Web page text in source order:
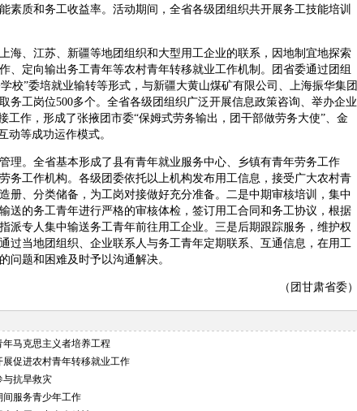
素质和务工收益率。活动期间，全省各级团组织共开展务工技能培训
海、江苏、新疆等地团组织和大型用工企业的联系，因地制宜地探索
、定向输出务工青年等农村青年转移就业工作机制。团省委通过团组
校”委培就业输转等形式，与新疆大黄山煤矿有限公司、上海振华集团
务工岗位500多个。全省各级团组织广泛开展信息政策咨询、举办企业
工作，形成了张掖团市委“保姆式劳务输出，团干部做劳务大使”、金
动等成功运作模式。
理。全省基本形成了县有青年就业服务中心、乡镇有青年劳务工作
务工作机构。各级团委依托以上机构发布用工信息，接受广大农村青
册、分类储备，为工岗对接做好充分准备。二是中期审核培训，集中
送的务工青年进行严格的审核体检，签订用工合同和务工协议，根据
派专人集中输送务工青年前往用工企业。三是后期跟踪服务，维护权
过当地团组织、企业联系人与务工青年定期联系、互通信息，在用工
问题和困难及时予以沟通解决。
（团甘肃省委）
马克思主义者培养工程
促进农村青年转移就业工作
与抗旱救灾
间服务青少年工作